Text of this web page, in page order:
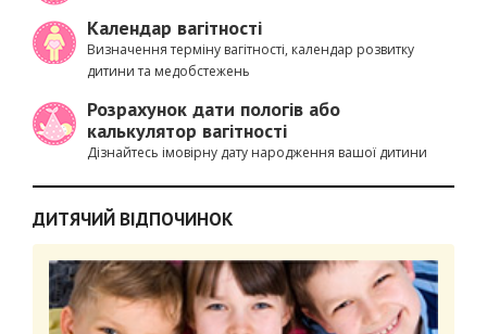
Календар вагітності
Визначення терміну вагітності, календар розвитку
дитини та медобстежень
Розрахунок дати пологів або
калькулятор вагітності
Дізнайтесь імовірну дату народження вашої дитини
ДИТЯЧИЙ ВІДПОЧИНОК